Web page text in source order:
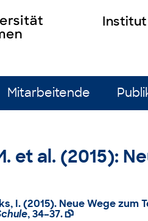
Mitarbeitende
et al. (2015):
I. (2015). Neue Wege zum
, 34–37. 